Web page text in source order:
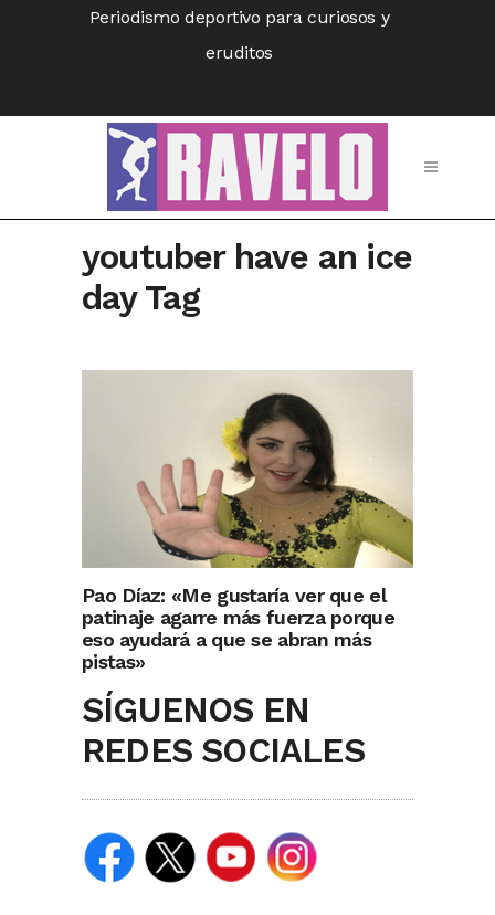
Periodismo deportivo para curiosos y
eruditos
youtuber have an ice
day Tag
Pao Díaz: «Me gustaría ver que el
patinaje agarre más fuerza porque
eso ayudará a que se abran más
pistas»
SÍGUENOS EN
REDES SOCIALES